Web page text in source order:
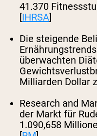
41.370
[IHRSA]
Die steigende
überwachten
Milliarden Dollar
Research and
der Markt für
1.090,658